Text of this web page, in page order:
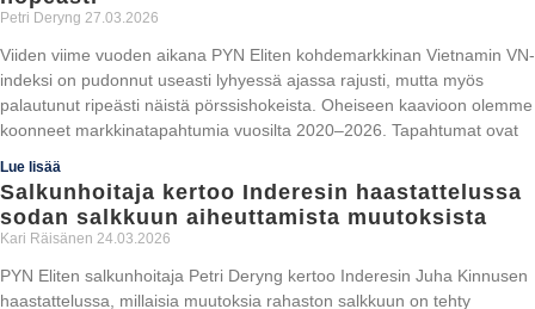
Petri Deryng 27.03.2026
Viiden viime vuoden aikana PYN Eliten kohdemarkkinan Vietnamin VN-
indeksi on pudonnut useasti lyhyessä ajassa rajusti, mutta myös
palautunut ripeästi näistä pörssishokeista. Oheiseen kaavioon olemme
koonneet markkinatapahtumia vuosilta 2020–2026. Tapahtumat ovat
Lue lisää
Salkunhoitaja kertoo Inderesin haastattelussa
sodan salkkuun aiheuttamista muutoksista
Kari Räisänen 24.03.2026
PYN Eliten salkunhoitaja Petri Deryng kertoo Inderesin Juha Kinnusen
haastattelussa, millaisia muutoksia rahaston salkkuun on tehty